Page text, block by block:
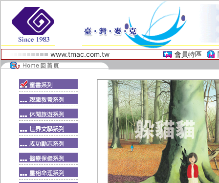
www.tmac.com.tw 會員特區